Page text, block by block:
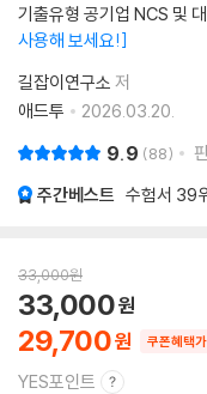
기출유형 공기업 NCS 및
사용해 보세요!
길잡이연구소 저
애드투
2026.03.20.
9.9 88
주간베스트 수험서 39
33,000원
29,700
33,000
쿠폰혜택가
YES포인트